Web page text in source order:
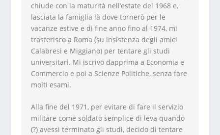
chiude con la maturità nell’estate del 1968 e,
lasciata la famiglia là dove tornerò per le
vacanze estive e di fine anno fino al 1974, mi
trasferisco a Roma (su insistenza degli amici
Calabresi e Miggiano) per tentare gli studi
universitari. Mi iscrivo dapprima a Economia e
Commercio e poi a Scienze Politiche, senza fare
molti esami.
Alla fine del 1971, per evitare di fare il servizio
militare come soldato semplice di leva quando
(?) avessi terminato gli studi, decido di tentare